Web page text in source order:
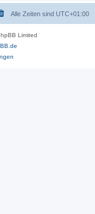
Alle Zeiten sind UTC+01:00
Limited